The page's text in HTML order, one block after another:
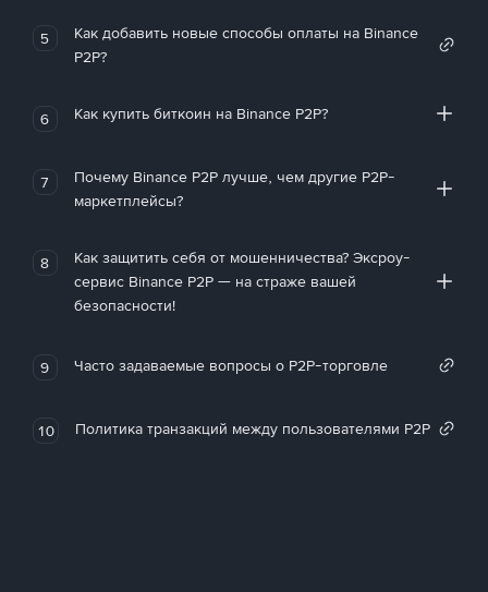
5
Как добавить новые способы оплаты на Binance
P2P?
6 Как купить биткоин на Binance P2P?
7
Почему Binance P2P лучше, чем другие P2P-
маркетплейсы?
8
Как защитить себя от мошенничества? Эксроу-
сервис Binance P2P — на страже вашей
безопасности!
9 Часто задаваемые вопросы о P2P-торговле
10 Политика транзакций между пользователями P2P